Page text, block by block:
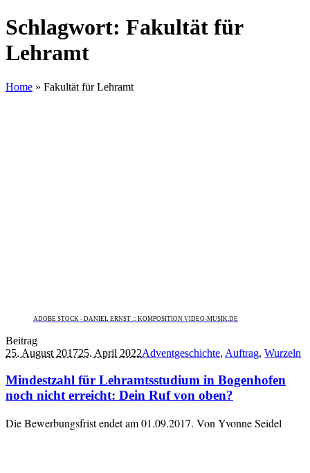
Schlagwort: Fakultät für
Lehramt
Home » Fakultät für Lehramt
ADOBE STOCK - DANIEL ERNST :: KOMPOSITION VIDEO-MUSIK.DE
Beitrag
25. August 201725. April 2022Adventgeschichte, Auftrag, Wurzeln
Mindestzahl für Lehramtsstudium in Bogenhofen
noch nicht erreicht: Dein Ruf von oben?
Die Bewerbungsfrist endet am 01.09.2017. Von Yvonne Seidel